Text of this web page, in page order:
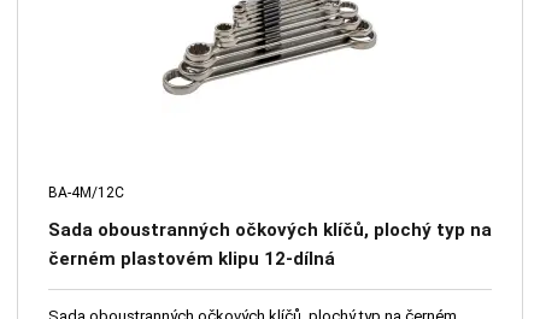
BA-4M/12C
Sada oboustranných očkových klíčů, plochý typ na
černém plastovém klipu 12-dílná